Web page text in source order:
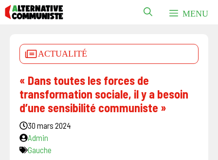
Aller
au
MENU
ACTUALITÉ
« Dans toutes les forces de
transformation sociale, il y a besoin
d’une sensibilité communiste »
30 mars 2024
Admin
Gauche